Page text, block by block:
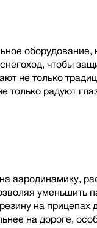
чтобы
не только
только радуют
аэродинамику,
уменьшить
на прицепах
на дороге,